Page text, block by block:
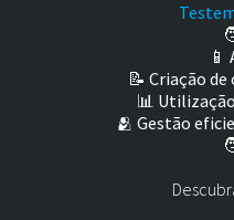
📱
📝 Criação
📊
🫂 Gestão